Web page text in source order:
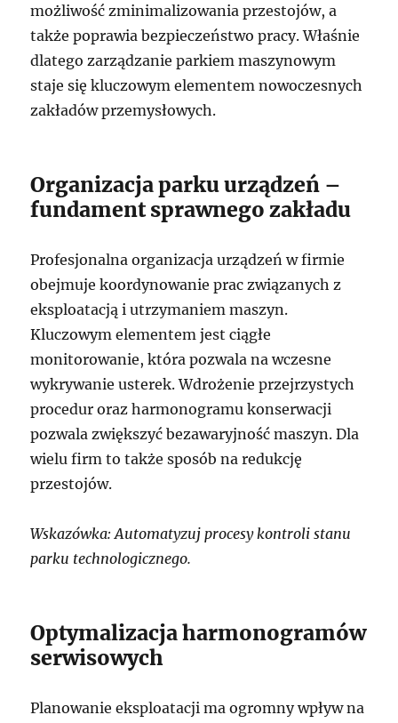
możliwość zminimalizowania przestojów, a
także poprawia bezpieczeństwo pracy. Właśnie
dlatego zarządzanie parkiem maszynowym
staje się kluczowym elementem nowoczesnych
zakładów przemysłowych.
Organizacja parku urządzeń –
fundament sprawnego zakładu
Profesjonalna organizacja urządzeń w firmie
obejmuje koordynowanie prac związanych z
eksploatacją i utrzymaniem maszyn.
Kluczowym elementem jest ciągłe
monitorowanie, która pozwala na wczesne
wykrywanie usterek. Wdrożenie przejrzystych
procedur oraz harmonogramu konserwacji
pozwala zwiększyć bezawaryjność maszyn. Dla
wielu firm to także sposób na redukcję
przestojów.
Wskazówka: Automatyzuj procesy kontroli stanu
parku technologicznego.
Optymalizacja harmonogramów
serwisowych
Planowanie eksploatacji ma ogromny wpływ na